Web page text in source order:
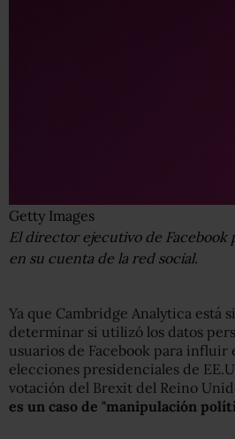
Getty Images
El director ejecutivo de Facebook
en su cuenta de la red social.
Ya que Cambridge Analytica está
determinar si utilizó los datos
usuarios de Facebook para influir
elecciones presidenciales de
votación del Brexit del Reino
es un caso de "manipulación